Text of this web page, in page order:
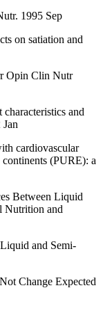
1995 Sep
on satiation and
Opin Clin Nutr
and
cardiovascular
(PURE): a
Between Liquid
Nutrition and
and Semi-
Change Expected